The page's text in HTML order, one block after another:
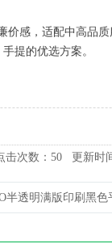
价感，适配中高品
提的优选方案。
击次数： 50 更新时
半透明满版印刷黑色平口